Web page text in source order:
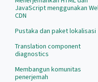
JavaScript menggunakan
CDN
Pustaka dan paket lokalisasi
Translation component
diagnostics
Membangun komunitas
penerjemah